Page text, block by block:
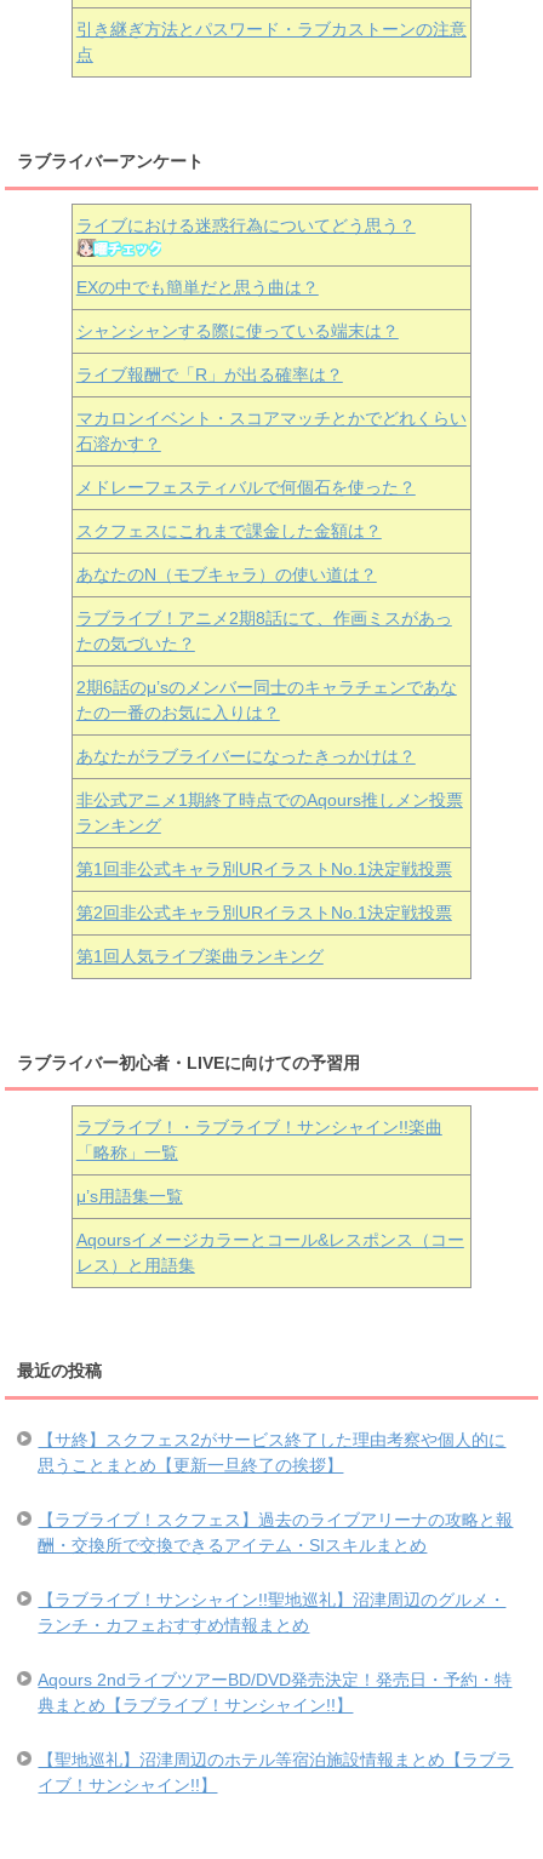
引き継ぎ方法とパスワード・ラブカストーンの注意
点
ラブライバーアンケート
ライブにおける迷惑行為についてどう思う？
EXの中でも簡単だと思う曲は？
シャンシャンする際に使っている端末は？
ライブ報酬で「R」が出る確率は？
マカロンイベント・スコアマッチとかでどれくらい
石溶かす？
メドレーフェスティバルで何個石を使った？
スクフェスにこれまで課金した金額は？
あなたのN（モブキャラ）の使い道は？
ラブライブ！アニメ2期8話にて、作画ミスがあっ
たの気づいた？
2期6話のμ’sのメンバー同士のキャラチェンであな
たの一番のお気に入りは？
あなたがラブライバーになったきっかけは？
非公式アニメ1期終了時点でのAqours推しメン投票
ランキング
第1回非公式キャラ別URイラストNo.1決定戦投票
第2回非公式キャラ別URイラストNo.1決定戦投票
第1回人気ライブ楽曲ランキング
ラブライバー初心者・LIVEに向けての予習用
ラブライブ！・ラブライブ！サンシャイン!!楽曲
「略称」一覧
μ’s用語集一覧
Aqoursイメージカラーとコール&レスポンス（コー
レス）と用語集
最近の投稿
【サ終】スクフェス2がサービス終了した理由考察や個人的に
思うことまとめ【更新一旦終了の挨拶】
【ラブライブ！スクフェス】過去のライブアリーナの攻略と報
酬・交換所で交換できるアイテム・SIスキルまとめ
【ラブライブ！サンシャイン!!聖地巡礼】沼津周辺のグルメ・
ランチ・カフェおすすめ情報まとめ
Aqours 2ndライブツアーBD/DVD発売決定！発売日・予約・特
典まとめ【ラブライブ！サンシャイン!!】
【聖地巡礼】沼津周辺のホテル等宿泊施設情報まとめ【ラブラ
イブ！サンシャイン!!】